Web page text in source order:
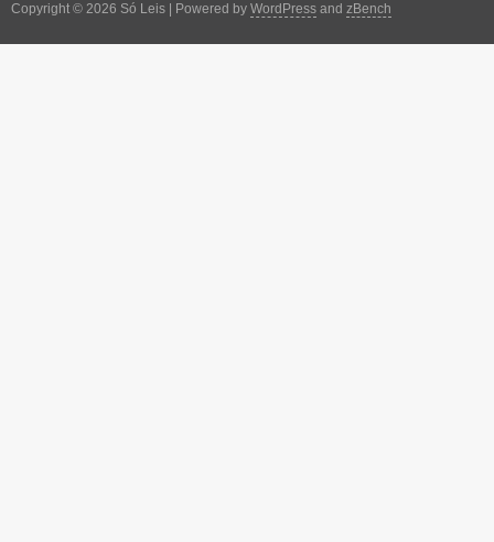
Copyright © 2026 Só Leis | Powered by WordPress and zBench